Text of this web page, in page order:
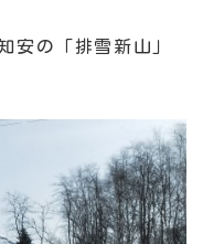
安の「排雪新山」